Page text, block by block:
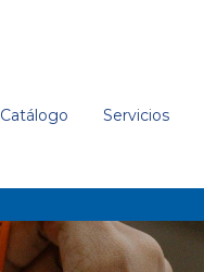
Catálogo Servicios